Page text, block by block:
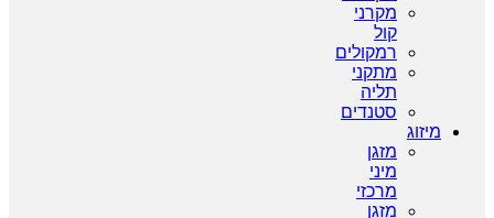
מקרני
קול
רמקולים
מתקני
תליה
סטנדים
מיזוג
מזגן
מיני
מרכזי
מזגן